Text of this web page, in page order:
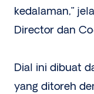
kedalaman,”
Director dan
Dial ini dibuat
yang ditoreh